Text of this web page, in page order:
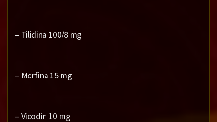
– Tilidina 100/8 mg
– Morfina 15 mg
– Vicodin 10 mg